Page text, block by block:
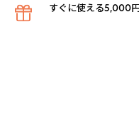
すぐに使える5,000